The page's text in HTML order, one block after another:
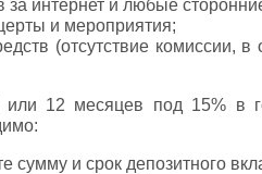
за интернет и любые
и мероприятия;
(отсутствие комиссии, в
или 12 месяцев под 15% в
сумму и срок депозитного